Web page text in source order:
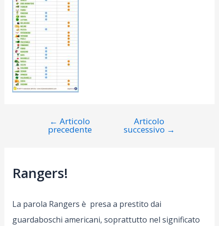
Navigazione
articoli
← Articolo
precedente
Articolo
successivo →
Rangers!
La parola Rangers è presa a prestito dai
guardaboschi americani, soprattutto nel significato